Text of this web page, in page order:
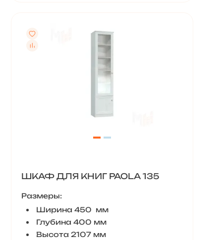
ШКАФ ДЛЯ КНИГ PAOLA 135
Размеры:
Ширина 450 мм
Глубина 400 мм
Высота 2107 мм